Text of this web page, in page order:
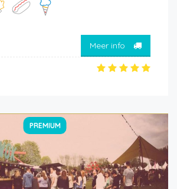
Meer info
PREMIUM